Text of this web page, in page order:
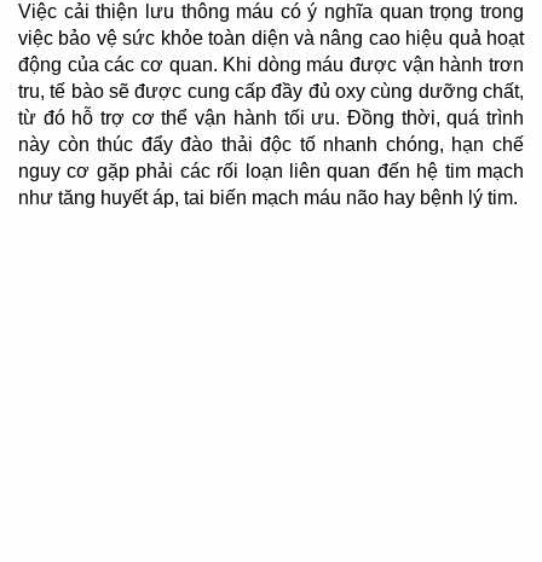
Việc cải thiện lưu thông máu có ý nghĩa quan trọng trong
việc bảo vệ sức khỏe toàn diện và nâng cao hiệu quả hoạt
động của các cơ quan. Khi dòng máu được vận hành trơn
tru, tế bào sẽ được cung cấp đầy đủ oxy cùng dưỡng chất,
từ đó hỗ trợ cơ thể vận hành tối ưu. Đồng thời, quá trình
này còn thúc đẩy đào thải độc tố nhanh chóng, hạn chế
nguy cơ gặp phải các rối loạn liên quan đến hệ tim mạch
như tăng huyết áp, tai biến mạch máu não hay bệnh lý tim.